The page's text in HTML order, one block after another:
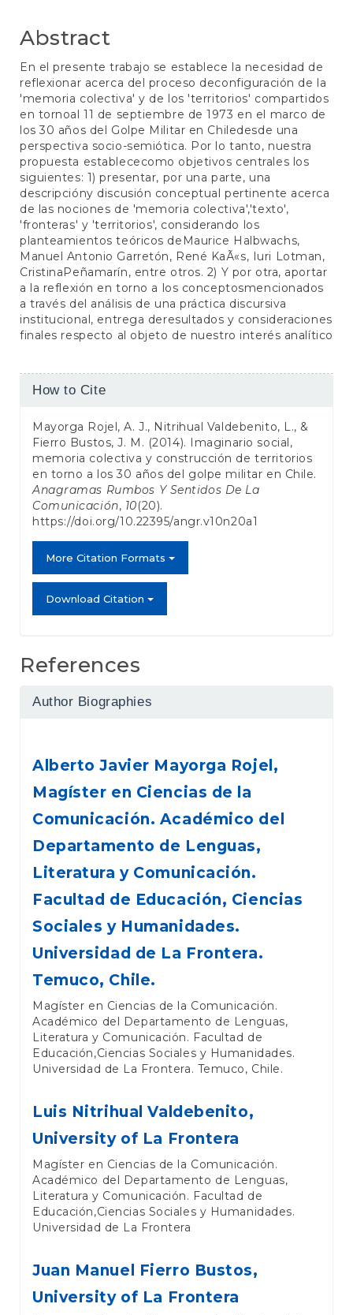
Abstract
En el presente trabajo se establece la necesidad de
reflexionar acerca del proceso deconfiguración de la
'memoria colectiva' y de los 'territorios' compartidos
en tornoal 11 de septiembre de 1973 en el marco de
los 30 años del Golpe Militar en Chiledesde una
perspectiva socio-semiótica. Por lo tanto, nuestra
propuesta establececomo objetivos centrales los
siguientes: 1) presentar, por una parte, una
descripcióny discusión conceptual pertinente acerca
de las nociones de 'memoria colectiva','texto',
'fronteras' y 'territorios', considerando los
planteamientos teóricos deMaurice Halbwachs,
Manuel Antonio Garretón, René KaÃ«s, Iuri Lotman,
CristinaPeñamarín, entre otros. 2) Y por otra, aportar
a la reflexión en torno a los conceptosmencionados
a través del análisis de una práctica discursiva
institucional, entrega deresultados y consideraciones
finales respecto al objeto de nuestro interés analítico
Article
How to Cite
Mayorga Rojel, A. J., Nitrihual Valdebenito, L., &
Fierro Bustos, J. M. (2014). Imaginario social,
memoria colectiva y construcción de territorios
en torno a los 30 años del golpe militar en Chile.
Anagramas Rumbos Y Sentidos De La
Comunicación, 10(20).
https://doi.org/10.22395/angr.v10n20a1
More Citation Formats
Download Citation
References
Author Biographies
Alberto Javier Mayorga Rojel,
Magíster en Ciencias de la
Comunicación. Académico del
Departamento de Lenguas,
Literatura y Comunicación.
Facultad de Educación, Ciencias
Sociales y Humanidades.
Universidad de La Frontera.
Temuco, Chile.
Magíster en Ciencias de la Comunicación.
Académico del Departamento de Lenguas,
Literatura y Comunicación. Facultad de
Educación,Ciencias Sociales y Humanidades.
Universidad de La Frontera. Temuco, Chile.
Luis Nitrihual Valdebenito,
University of La Frontera
Magíster en Ciencias de la Comunicación.
Académico del Departamento de Lenguas,
Literatura y Comunicación. Facultad de
Educación,Ciencias Sociales y Humanidades.
Universidad de La Frontera
Juan Manuel Fierro Bustos,
University of La Frontera